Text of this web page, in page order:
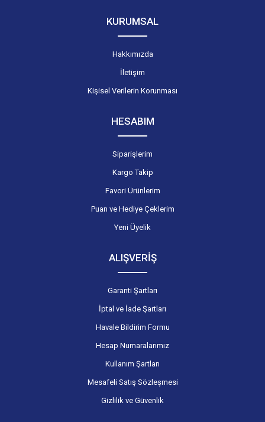
KURUMSAL
Hakkımızda
İletişim
Kişisel Verilerin Korunması
HESABIM
Siparişlerim
Kargo Takip
Favori Ürünlerim
Puan ve Hediye Çeklerim
Yeni Üyelik
ALIŞVERİŞ
Garanti Şartları
İptal ve İade Şartları
Havale Bildirim Formu
Hesap Numaralarımız
Kullanım Şartları
Mesafeli Satış Sözleşmesi
Gizlilik ve Güvenlik